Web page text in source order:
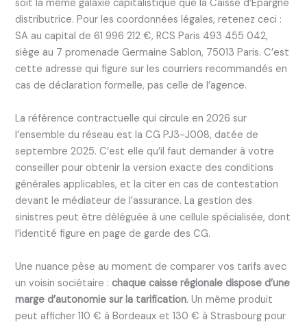
soit la même galaxie capitalistique que la Caisse d’Épargne
distributrice. Pour les coordonnées légales, retenez ceci :
SA au capital de 61 996 212 €, RCS Paris 493 455 042,
siège au 7 promenade Germaine Sablon, 75013 Paris. C’est
cette adresse qui figure sur les courriers recommandés en
cas de déclaration formelle, pas celle de l’agence.
La référence contractuelle qui circule en 2026 sur
l’ensemble du réseau est la CG PJ3-J008, datée de
septembre 2025. C’est elle qu’il faut demander à votre
conseiller pour obtenir la version exacte des conditions
générales applicables, et la citer en cas de contestation
devant le médiateur de l’assurance. La gestion des
sinistres peut être déléguée à une cellule spécialisée, dont
l’identité figure en page de garde des CG.
Une nuance pèse au moment de comparer vos tarifs avec
un voisin sociétaire :chaque caisse régionale dispose d’une
marge d’autonomie sur la tarification. Un même produit
peut afficher 110 € à Bordeaux et 130 € à Strasbourg pour